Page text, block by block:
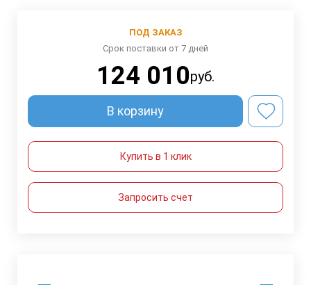
ПОД ЗАКАЗ
Срок поставки от 7 дней
124 010руб.
В корзину
Купить в 1 клик
Запросить счет